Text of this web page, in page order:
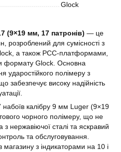
Glock
(9×19 мм, 17 патронів) — це
розроблений для сумісності з
а також PCC-платформами,
формату Glock. Основна
ударостійкого полімеру з
забезпечує високу надійність
калібру 9 мм Luger (9×19
чорного полімеру, що не
нержавіючої сталі та яскравий
та обслуговування.
з індикаторами на 10 і